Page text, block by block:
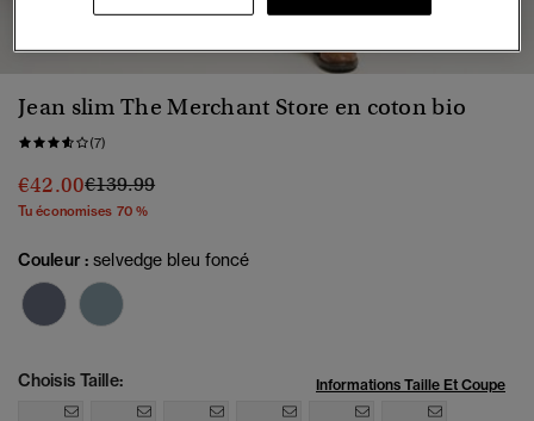
Jean slim The Merchant Store en coton bio
(7)
€42.00Prix réduit de
€139.99à
Tu économises 70 %
Couleur :selvedge bleu foncé
Choisis Taille: Informations Taille Et Coupe